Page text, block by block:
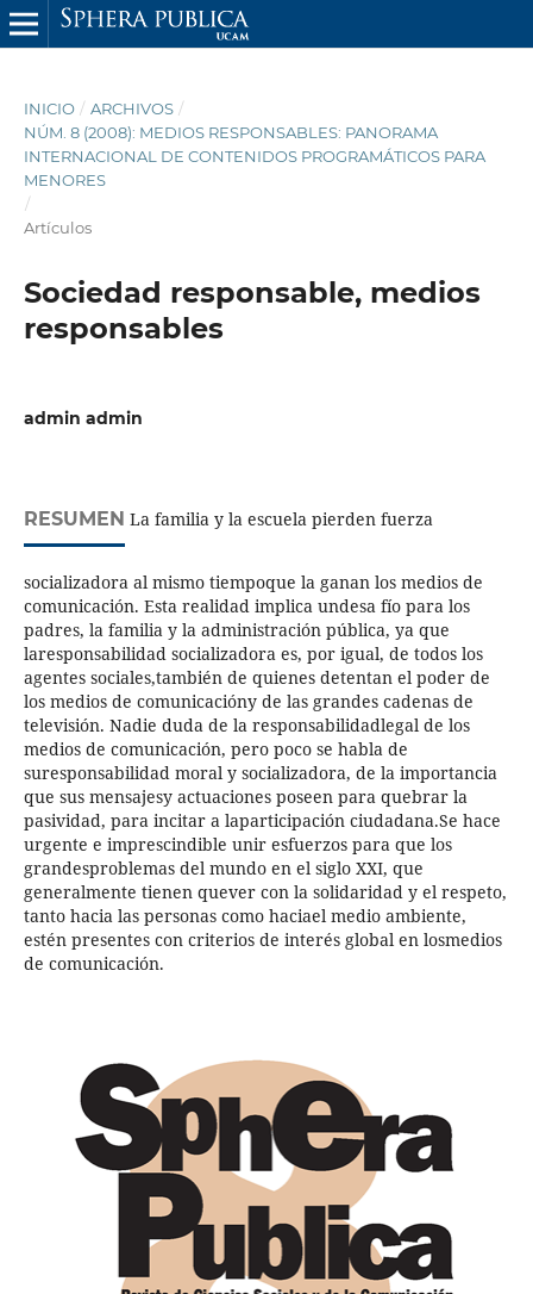
INICIO / ARCHIVOS /
NÚM. 8 (2008): MEDIOS RESPONSABLES: PANORAMA
INTERNACIONAL DE CONTENIDOS PROGRAMÁTICOS PARA
MENORES
/
Artículos
Sociedad responsable, medios
responsables
admin admin
RESUMEN La familia y la escuela pierden fuerza
socializadora al mismo tiempoque la ganan los medios de
comunicación. Esta realidad implica undesa fío para los
padres, la familia y la administración pública, ya que
laresponsabilidad socializadora es, por igual, de todos los
agentes sociales,también de quienes detentan el poder de
los medios de comunicacióny de las grandes cadenas de
televisión. Nadie duda de la responsabilidadlegal de los
medios de comunicación, pero poco se habla de
suresponsabilidad moral y socializadora, de la importancia
que sus mensajesy actuaciones poseen para quebrar la
pasividad, para incitar a laparticipación ciudadana.Se hace
urgente e imprescindible unir esfuerzos para que los
grandesproblemas del mundo en el siglo XXI, que
generalmente tienen quever con la solidaridad y el respeto,
tanto hacia las personas como haciael medio ambiente,
estén presentes con criterios de interés global en losmedios
de comunicación.